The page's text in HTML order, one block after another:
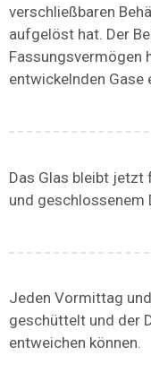
verschließbaren
aufgelöst hat. Der
Fassungsvermögen
entwickelnden Gase
Das Glas bleibt jetzt
und geschlossenem
Jeden Vormittag
geschüttelt und der
entweichen können.